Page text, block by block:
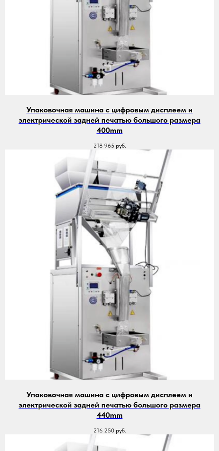
Упаковочная машина с цифровым дисплеем и
электрической задней печатью большого размера
400mm
218 965 руб.
Упаковочная машина с цифровым дисплеем и
электрической задней печатью большого размера
440mm
216 250 руб.